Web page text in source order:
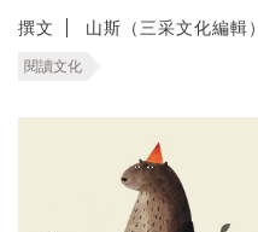
撰文 山斯（三采文化編輯）
閱讀文化